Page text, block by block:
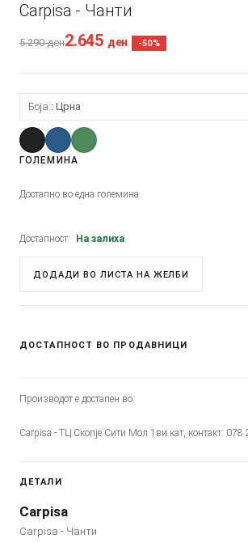
Carpisa - Чанти
5.290ден2.645 ден -50%
Боја: Црна
ГОЛЕМИНА
Достапно во една големина
Достапност: На залиха
ДОДАДИ ВО ЛИСТА НА ЖЕЛБИ
ДОСТАПНОСТ ВО ПРОДАВНИЦИ
Производот е достапен во:
Carpisa - ТЦ Скопје Сити Мол 1ви кат, контакт: 078
ДЕТАЛИ
Carpisa
Carpisa - Чанти